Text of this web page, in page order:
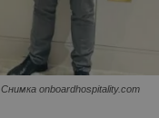
Снимка onboardhospitality.com